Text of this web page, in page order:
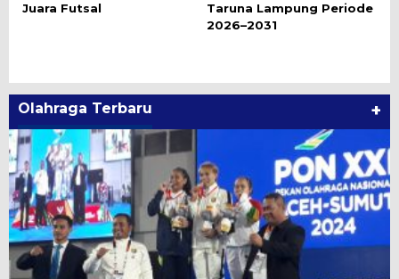
Juara Futsal
Taruna Lampung Periode
2026–2031
Olahraga Terbaru +